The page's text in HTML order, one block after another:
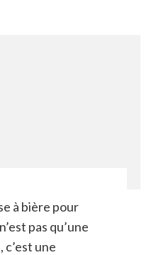
à bière pour
pas qu’une
une